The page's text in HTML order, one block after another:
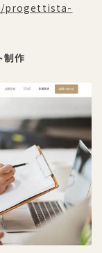
progettista-
制作